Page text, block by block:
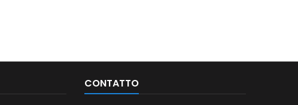
CONTATTO